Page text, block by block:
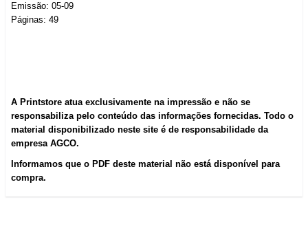
Emissão: 05-09
Páginas: 49
A Printstore atua exclusivamente na impressão e não se
responsabiliza pelo conteúdo das informações fornecidas. Todo o
material disponibilizado neste site é de responsabilidade da
empresa AGCO.
Informamos que o PDF deste material não está disponível para
compra.